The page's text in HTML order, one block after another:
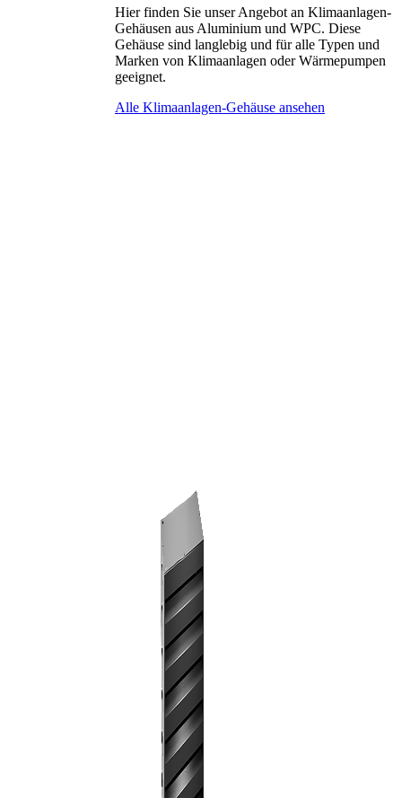
Hier finden Sie unser Angebot an Klimaanlagen-
Gehäusen aus Aluminium und WPC. Diese
Gehäuse sind langlebig und für alle Typen und
Marken von Klimaanlagen oder Wärmepumpen
geeignet.
Alle Klimaanlagen-Gehäuse ansehen